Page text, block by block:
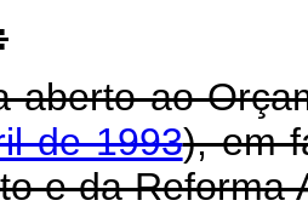
aberto ao
de 1993), em
e da Reforma